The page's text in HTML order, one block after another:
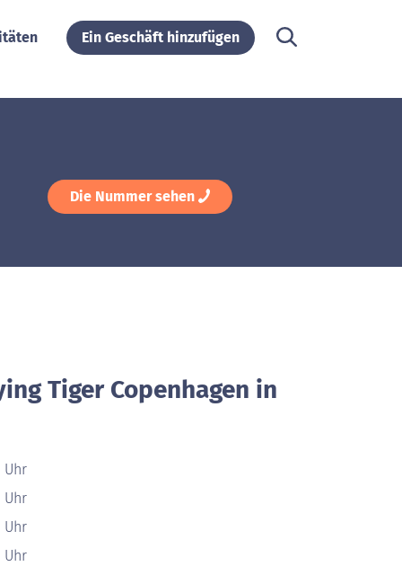
Ein Geschäft hinzufügen
Die Nummer sehen
Tiger Copenhagen in
Uhr
Uhr
Uhr
Uhr